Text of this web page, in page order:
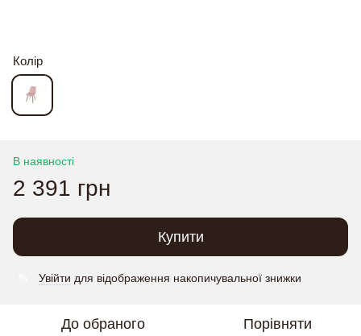
Колір
В наявності
2 391 грн
Купити
Увійти для відображення накопичувальної знижки
До обраного Порівняти